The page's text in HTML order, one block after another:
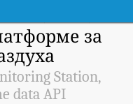
за
Station,
data API